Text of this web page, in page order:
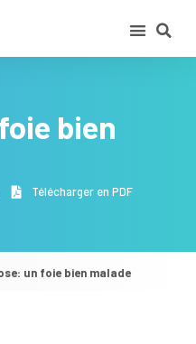
bien
Télécharger en PDF
un foie bien malade